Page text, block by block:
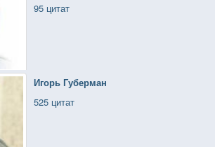
95 цитат
Игорь Губерман
525 цитат